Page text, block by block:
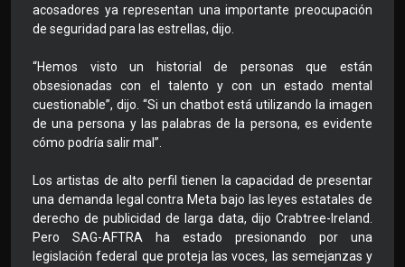
acosadores ya representan una importante preocupación
de seguridad para las estrellas, dijo.
“Hemos visto un historial de personas que están
obsesionadas con el talento y con un estado mental
cuestionable”, dijo. “Si un chatbot está utilizando la imagen
de una persona y las palabras de la persona, es evidente
cómo podría salir mal”.
Los artistas de alto perfil tienen la capacidad de presentar
una demanda legal contra Meta bajo las leyes estatales de
derecho de publicidad de larga data, dijo Crabtree-Ireland.
Pero SAG-AFTRA ha estado presionando por una
legislación federal que proteja las voces, las semejanzas y